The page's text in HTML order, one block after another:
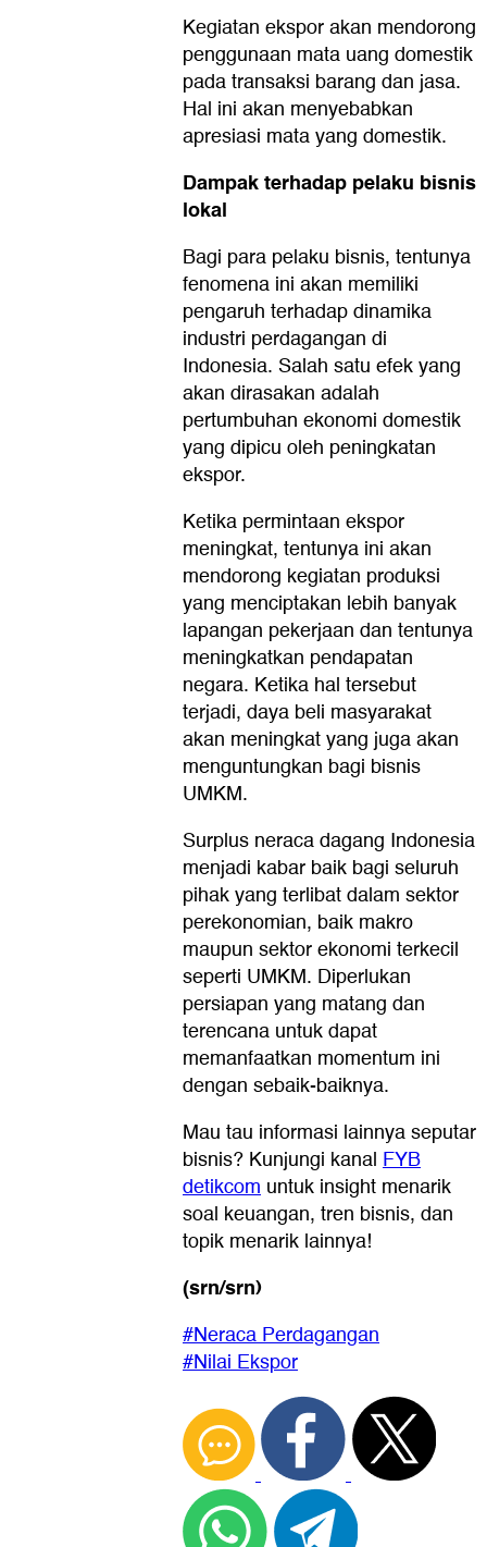
Kegiatan ekspor akan mendorong
penggunaan mata uang domestik
pada transaksi barang dan jasa.
Hal ini akan menyebabkan
apresiasi mata yang domestik.
Dampak terhadap pelaku bisnis
lokal
Bagi para pelaku bisnis, tentunya
fenomena ini akan memiliki
pengaruh terhadap dinamika
industri perdagangan di
Indonesia. Salah satu efek yang
akan dirasakan adalah
pertumbuhan ekonomi domestik
yang dipicu oleh peningkatan
ekspor.
Ketika permintaan ekspor
meningkat, tentunya ini akan
mendorong kegiatan produksi
yang menciptakan lebih banyak
lapangan pekerjaan dan tentunya
meningkatkan pendapatan
negara. Ketika hal tersebut
terjadi, daya beli masyarakat
akan meningkat yang juga akan
menguntungkan bagi bisnis
UMKM.
Surplus neraca dagang Indonesia
menjadi kabar baik bagi seluruh
pihak yang terlibat dalam sektor
perekonomian, baik makro
maupun sektor ekonomi terkecil
seperti UMKM. Diperlukan
persiapan yang matang dan
terencana untuk dapat
memanfaatkan momentum ini
dengan sebaik-baiknya.
Mau tau informasi lainnya seputar
bisnis? Kunjungi kanal FYB
detikcom untuk insight menarik
soal keuangan, tren bisnis, dan
topik menarik lainnya!
(srn/srn)
#Neraca Perdagangan
#Nilai Ekspor